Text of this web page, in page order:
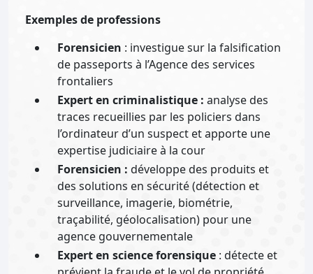
Exemples de professions
Forensicien : investigue sur la falsification
de passeports à l’Agence des services
frontaliers
Expert en criminalistique : analyse des
traces recueillies par les policiers dans
l’ordinateur d’un suspect et apporte une
expertise judiciaire à la cour
Forensicien :développe des produits et
des solutions en sécurité (détection et
surveillance, imagerie, biométrie,
traçabilité, géolocalisation) pour une
agence gouvernementale
Expert en science forensique : détecte et